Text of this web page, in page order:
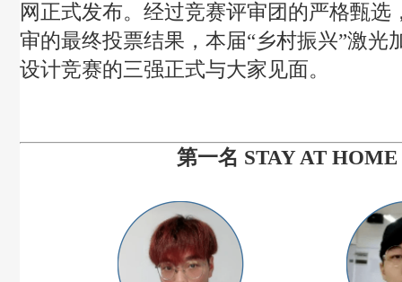
网正式发布。经过竞赛评审团的严格甄选
审的最终投票结果，本届“乡村振兴”激光
设计竞赛的三强正式与大家见面。
第一名 STAY AT HOME